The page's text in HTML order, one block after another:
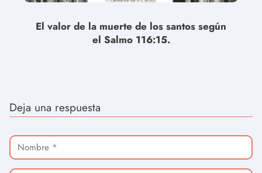
El valor de la muerte de los santos según
el Salmo 116:15.
Deja una respuesta